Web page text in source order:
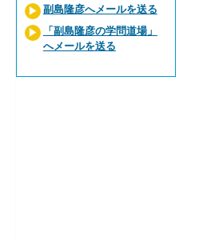
副島隆彦へメールを送る
「副島隆彦の学問道場」
へメールを送る